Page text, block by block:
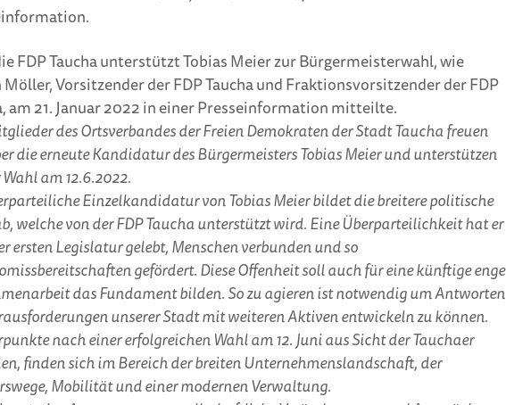
FDP Taucha unterstützt Tobias Meier zur Bürgermeisterwahl, wie
Möller, Vorsitzender der FDP Taucha und Fraktionsvorsitzender der FDP
am 21. Januar 2022 in einer Presseinformation mitteilte.
des Ortsverbandes der Freien Demokraten der Stadt Taucha freuen
die erneute Kandidatur des Bürgermeisters Tobias Meier und unterstützen
am 12.6.2022.
Einzelkandidatur von Tobias Meier bildet die breitere politische
welche von der FDP Taucha unterstützt wird. Eine Überparteilichkeit hat er
ersten Legislatur gelebt, Menschen verbunden und so
gefördert. Diese Offenheit soll auch für eine künftige enge
das Fundament bilden. So zu agieren ist notwendig um Antworten
unserer Stadt mit weiteren Aktiven entwickeln zu können.
nach einer erfolgreichen Wahl am 12. Juni aus Sicht der Tauchaer
finden sich im Bereich der breiten Unternehmenslandschaft, der
Mobilität und einer modernen Verwaltung.